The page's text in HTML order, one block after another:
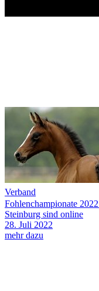
Verband
Fohlenchampionate
Steinburg sind online
28. Juli 2022
mehr dazu